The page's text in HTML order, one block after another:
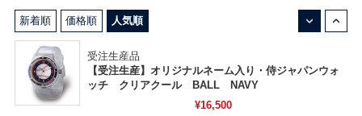
新着順 価格順 人気順
受注生産品
【受注生産】オリジナルネーム入り・侍ジャパンウォ
ッチ クリアクール BALL NAVY
¥16,500